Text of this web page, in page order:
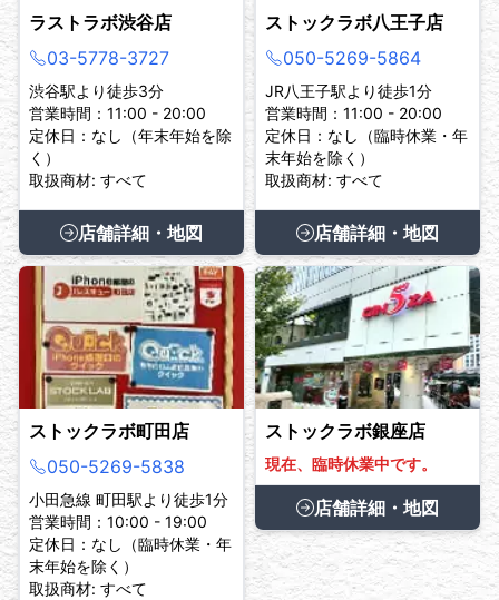
ラストラボ渋谷店
03-5778-3727
渋谷駅より徒歩3分
営業時間：11:00 - 20:00
定休日：なし（年末年始を除
く）
取扱商材: すべて
店舗詳細・地図
ストックラボ八王子店
050-5269-5864
JR八王子駅より徒歩1分
営業時間：11:00 - 20:00
定休日：なし（臨時休業・年
末年始を除く）
取扱商材: すべて
店舗詳細・地図
ストックラボ町田店
050-5269-5838
小田急線 町田駅より徒歩1分
営業時間：10:00 - 19:00
定休日：なし（臨時休業・年
末年始を除く）
取扱商材: すべて
ストックラボ銀座店
現在、臨時休業中です。
店舗詳細・地図